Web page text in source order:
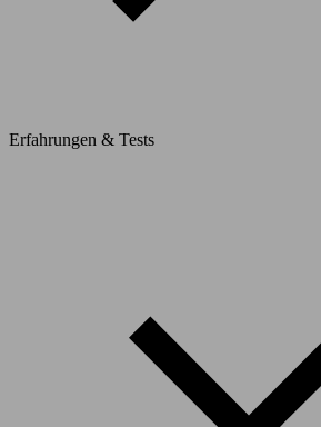
Erfahrungen & Tests